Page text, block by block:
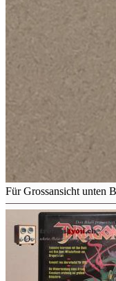
Für Grossansicht unten